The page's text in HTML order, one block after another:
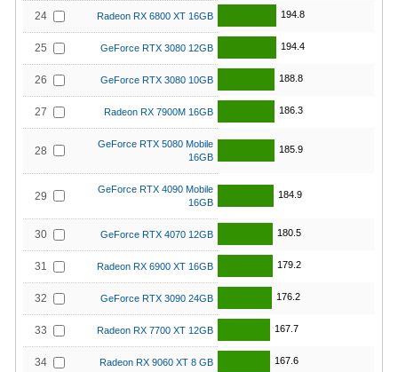
24 Radeon RX 6800 XT 16GB 194.8
25 GeForce RTX 3080 12GB 194.4
26 GeForce RTX 3080 10GB 188.8
27 Radeon RX 7900M 16GB 186.3
28
GeForce RTX 5080 Mobile
16GB
185.9
29
GeForce RTX 4090 Mobile
16GB
184.9
30 GeForce RTX 4070 12GB 180.5
31 Radeon RX 6900 XT 16GB 179.2
32 GeForce RTX 3090 24GB 176.2
33 Radeon RX 7700 XT 12GB 167.7
34 Radeon RX 9060 XT 8 GB 167.6